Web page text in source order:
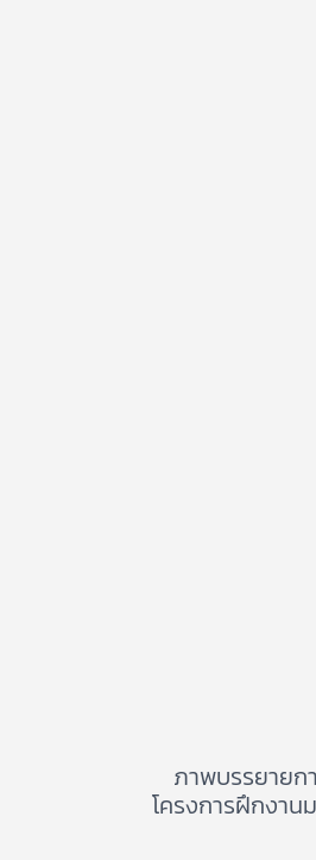
ภาพบรรยายก
โครงการฝึกงา